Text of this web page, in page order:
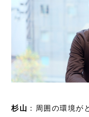
杉山 ：周囲の環境が